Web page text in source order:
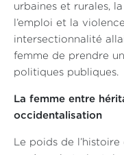
urbaines et rurales,
l’emploi et la
intersectionnalité
femme de prendre
politiques publiques.
La femme entre
occidentalisation
Le poids de